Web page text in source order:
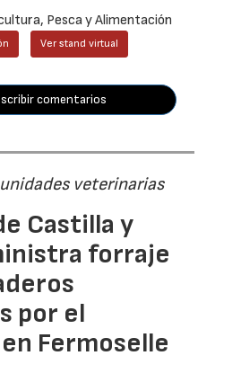
Pesca y Alimentación
Ver stand virtual
comentarios
veterinarias
Castilla y
forraje
por el
Fermoselle